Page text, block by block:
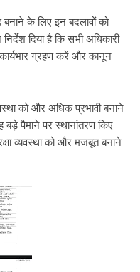
के लिए इन बदलावों को
दिया है कि सभी अधिकारी
ग्रहण करें और कानून
को और अधिक प्रभावी बनाने
पैमाने पर स्थानांतरण किए
व्यवस्था को और मजबूत बनाने